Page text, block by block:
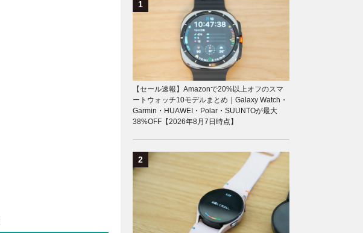
【セール速報】Amazonで20%以上オフのスマ
ートウォッチ10モデルまとめ｜Galaxy Watch・
Garmin・HUAWEI・Polar・SUUNTOが最大
38%OFF【2026年8月7日時点】